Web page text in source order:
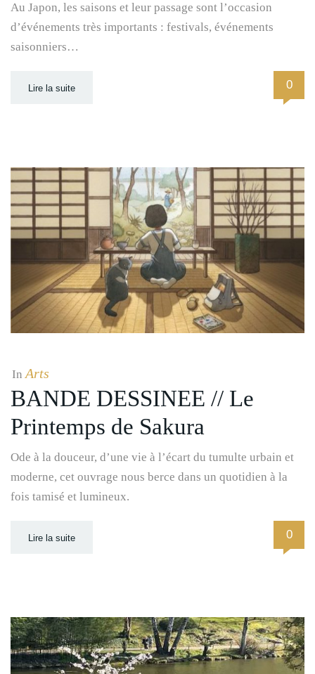
Au Japon, les saisons et leur passage sont l’occasion
d’événements très importants : festivals, événements
saisonniers…
Lire la suite 0
In Arts
BANDE DESSINEE // Le
Printemps de Sakura
Ode à la douceur, d’une vie à l’écart du tumulte urbain et
moderne, cet ouvrage nous berce dans un quotidien à la
fois tamisé et lumineux.
Lire la suite 0